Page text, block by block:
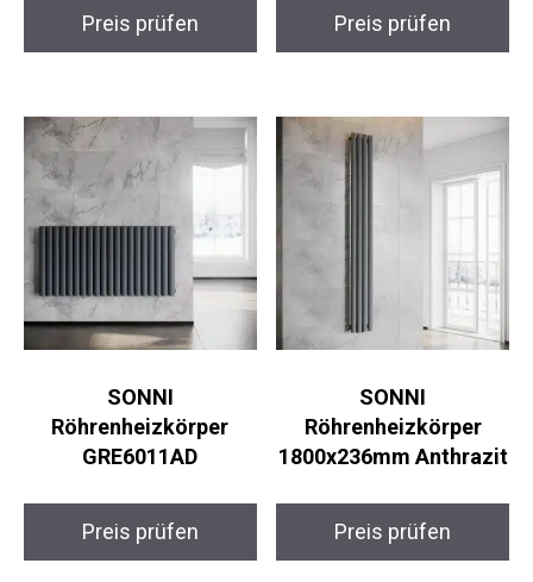
Preis prüfen Preis prüfen
SONNI
Röhrenheizkörper
GRE6011AD
Preis prüfen
SONNI
Röhrenheizkörper
1800x236mm Anthrazit
Preis prüfen